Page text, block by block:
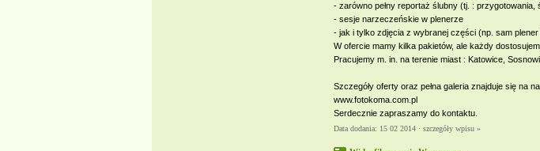
- zarówno pełny reportaż ślubny (tj. :
- sesje narzeczeńskie w plenerze
- jak i tylko zdjęcia z wybranej części (np. sam plener
W ofercie mamy kilka pakietów, ale każdy
Pracujemy m. in. na terenie miast : Katowice,
Szczegóły oferty oraz pełna galeria znajduje się na
www.fotokoma.com.pl
Serdecznie zapraszamy do kontaktu.
Data dodania: 15 02 2014 · szczegóły wpisu »